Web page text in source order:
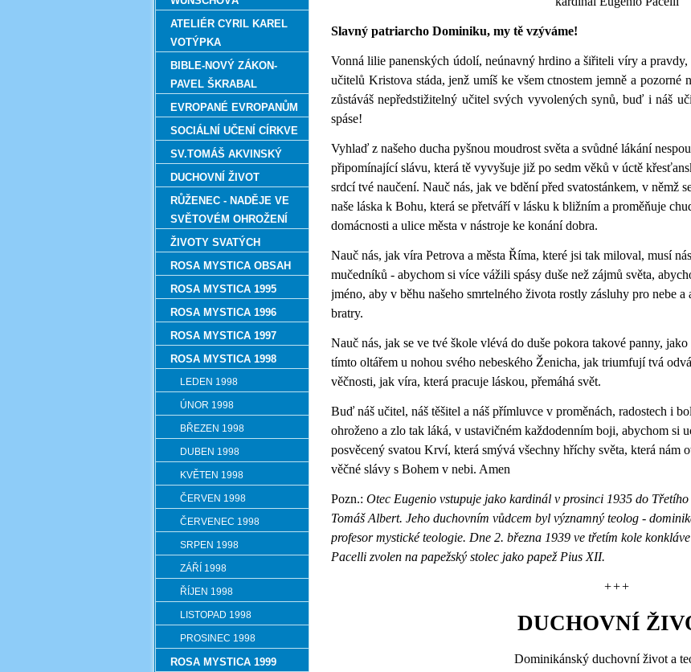
Slavný patriarcho Dominiku, my tě vzýváme!
Vonná lilie panenských údolí, neúnavný hrdino a šiřiteli víry a
učitelů Kristova stáda, jenž umíš ke všem ctnostem jemně a pozorné
zůstáváš nepředstižitelný učitel svých vyvolených synů, buď i náš
spáse!
Vyhlaď z našeho ducha pyšnou moudrost světa a svůdné lákání
připomínající slávu, která tě vyvyšuje již po sedm věků v úctě
srdcí tvé naučení. Nauč nás, jak ve bdění před svatostánkem, v němž
naše láska k Bohu, která se přetváří v lásku k bližním a proměňuje
domácnosti a ulice města v nástroje ke konání dobra.
Nauč nás, jak víra Petrova a města Říma, které jsi tak miloval, musí
mučedníků - abychom si více vážili spásy duše než zájmů světa,
jméno, aby v běhu našeho smrtelného života rostly zásluhy pro nebe
bratry.
Nauč nás, jak se ve tvé škole vlévá do duše pokora takové panny,
tímto oltářem u nohou svého nebeského Ženicha, jak triumfují tvá
věčnosti, jak víra, která pracuje láskou, přemáhá svět.
Buď náš učitel, náš těšitel a náš přímluvce v proměnách, radostech i
ohroženo a zlo tak láká, v ustavičném každodenním boji, abychom si
posvěcený svatou Krví, která smývá všechny hříchy světa, která nám
věčné slávy s Bohem v nebi. Amen
Pozn.: Otec Eugenio vstupuje jako kardinál v prosinci 1935 do
Tomáš Albert. Jeho duchovním vůdcem byl významný teolog -
profesor mystické teologie. Dne 2. března 1939 ve třetím kole
Pacelli zvolen na papežský stolec jako papež Pius XII.
+++
DUCHOVNÍ
Dominikánský duchovní život a
ATELIÉR CYRIL KAREL
VOTÝPKA
BIBLE-NOVÝ ZÁKON-
PAVEL ŠKRABAL
EVROPANÉ EVROPANŮM
SOCIÁLNÍ UČENÍ CÍRKVE
SV.TOMÁŠ AKVINSKÝ
DUCHOVNÍ ŽIVOT
RŮŽENEC - NADĚJE VE
SVĚTOVÉM OHROŽENÍ
ŽIVOTY SVATÝCH
ROSA MYSTICA OBSAH
ROSA MYSTICA 1995
ROSA MYSTICA 1996
ROSA MYSTICA 1997
ROSA MYSTICA 1998
LEDEN 1998
ÚNOR 1998
BŘEZEN 1998
DUBEN 1998
KVĚTEN 1998
ČERVEN 1998
ČERVENEC 1998
SRPEN 1998
ZÁŘÍ 1998
ŘÍJEN 1998
LISTOPAD 1998
PROSINEC 1998
ROSA MYSTICA 1999